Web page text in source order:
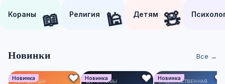
Кораны 📖 Религия 🕌 Детям 🧸
Новинки Все →
Новинка
НОН-ФИКШН
Новинка
ДЕТЕКТИВЫ
Новинка
ХУДОЖЕСТВЕННАЯ